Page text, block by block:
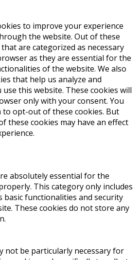
to improve your experience
the website. Out of these
are categorized as necessary
as they are essential for the
of the website. We also
that help us analyze and
this website. These cookies will
only with your consent. You
opt-out of these cookies. But
these cookies may have an effect
absolutely essential for the
This category only includes
basic functionalities and security
These cookies do not store any
not be particularly necessary for